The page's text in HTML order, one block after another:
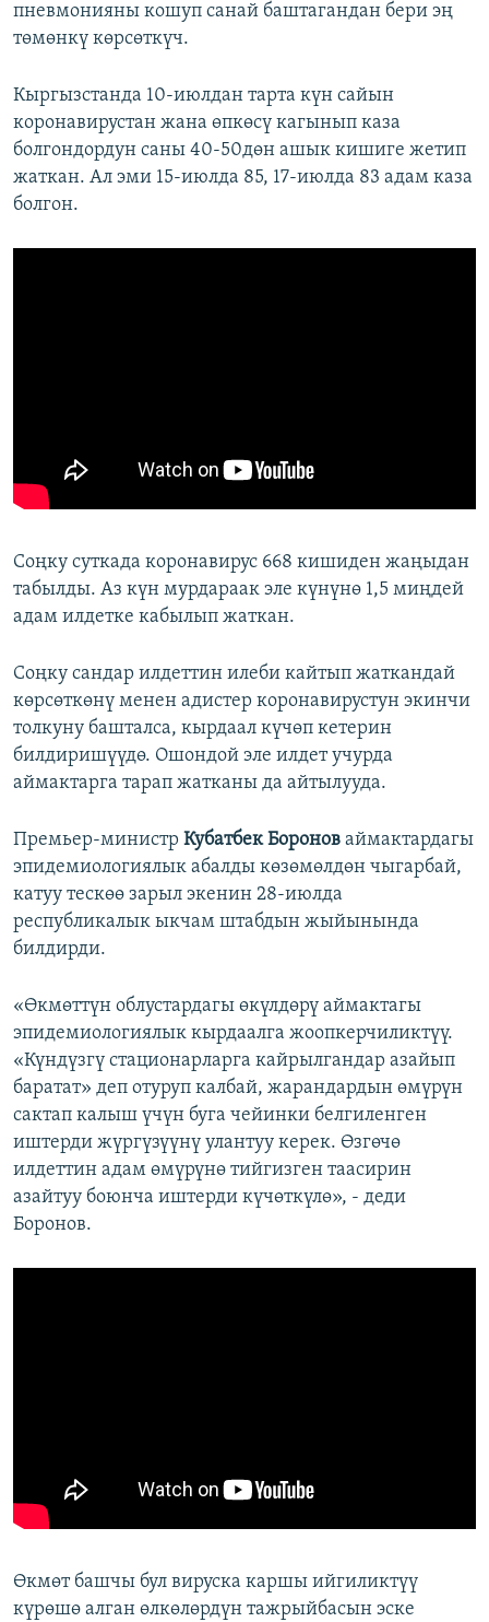
пневмонияны кошуп санай баштагандан бери эң
төмөнкү көрсөткүч.
Кыргызстанда 10-июлдан тарта күн сайын
коронавирустан жана өпкөсү кагынып каза
болгондордун саны 40-50дөн ашык кишиге жетип
жаткан. Ал эми 15-июлда 85, 17-июлда 83 адам каза
болгон.
Соңку суткада коронавирус 668 кишиден жаңыдан
табылды. Аз күн мурдараак эле күнүнө 1,5 миңдей
адам илдетке кабылып жаткан.
Соңку сандар илдеттин илеби кайтып жаткандай
көрсөткөнү менен адистер коронавирустун экинчи
толкуну башталса, кырдаал күчөп кетерин
билдиришүүдө. Ошондой эле илдет учурда
аймактарга тарап жатканы да айтылууда.
Премьер-министр Кубатбек Боронов аймактардагы
эпидемиологиялык абалды көзөмөлдөн чыгарбай,
катуу тескөө зарыл экенин ​28-июлда
республикалык ыкчам штабдын жыйынында
билдирди.
«Өкмөттүн облустардагы өкүлдөрү аймактагы
эпидемиологиялык кырдаалга жоопкерчиликтүү.
«Күндүзгү стационарларга кайрылгандар азайып
баратат» деп отуруп калбай, жарандардын өмүрүн
сактап калыш үчүн буга чейинки белгиленген
иштерди жүргүзүүнү улантуу керек. Өзгөчө
илдеттин адам өмүрүнө тийгизген таасирин
азайтуу боюнча иштерди күчөткүлө», - деди
Боронов.
Өкмөт башчы бул вируска каршы ийгиликтүү
күрөшө алган өлкөлөрдүн тажрыйбасын эске